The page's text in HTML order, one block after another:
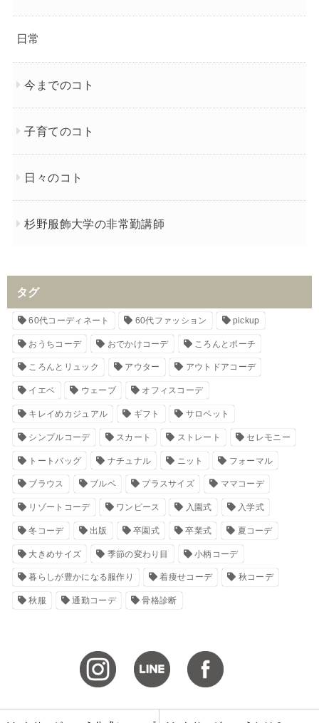
日常
今までのコト
子育てのコト
日々のコト
杉野服飾大学の非常勤講師
タグ
60代コーディネート 60代ファッション pickup
おうちコーデ おでかけコーデ ころんとポーチ
ころんとリュック アウター アウトドアコーデ
イエベ ウェーブ オフィスコーデ
キレイめカジュアル ギフト サロペット
シンプルコーデ スカート ストレート セレモニー
トートバッグ ナチュナル ニット フォーマル
ブラウス ブルベ プラスサイズ ママコーデ
リゾートコーデ ワンピース 入園式 入学式
冬コーデ 出版 卒園式 卒業式 夏コーデ
大きめサイズ 季節の変わり目 小柄コーデ
暮らしが豊かになる服作り 着痩せコーデ 秋コーデ
秋服 通勤コーデ 骨格診断